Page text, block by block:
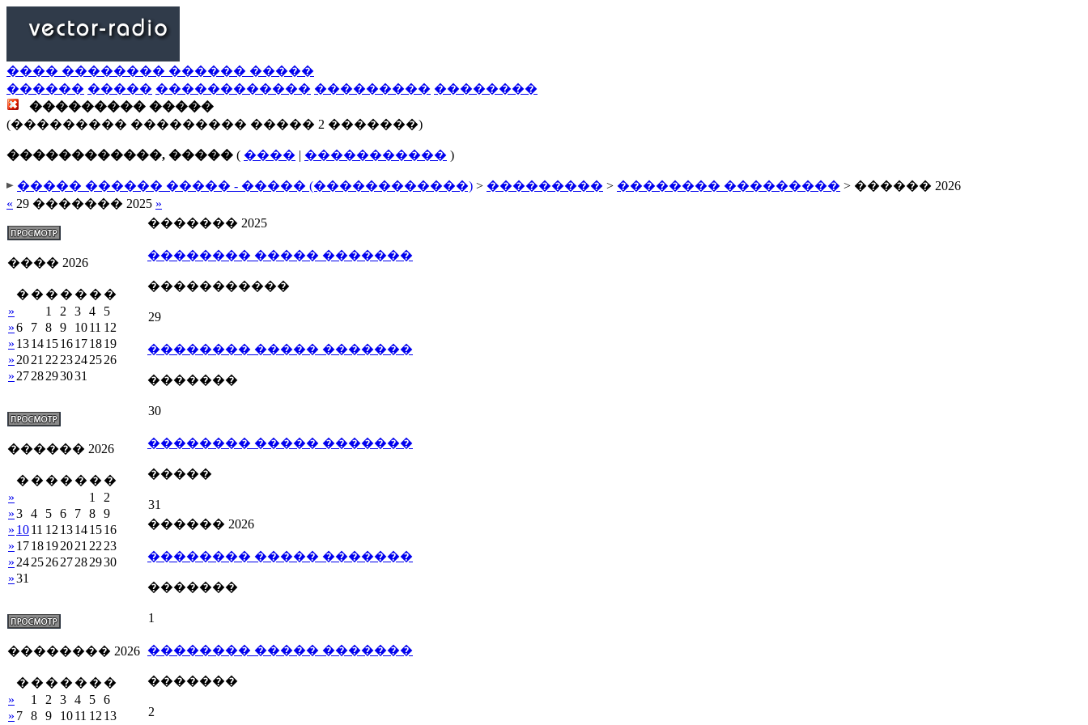
���� �������� ������ �����
������ ����� ������������ ��������� ��������
��������� �����
(��������� ��������� ����� 2 �������)
������������, ����� ( ���� | ����������� )
����� ������ ����� - ����� (������������) > ��������� > �������� ��������� > ������ 2026
« 29 ������� 2025 »
���� 2026
� � � � � � �
»
1 2 3 4
5
»6 7 8 9 1011 12
» 13141516171819
» 2021 22 23242526
» 2728293031
������ 2026
� � � � � � �
»
1
2
»3 4 5 6 7 8 9
» 1011 12 13141516
» 1718192021 22 23
» 24252627282930
»31
�������� 2026
� � � � � � �
»
1 2 3 4 5 6
» 7 8 9 1011 12 13
������� 2025
�������� ����� �������
�����������
29
�������� ����� �������
�������
30
�������� ����� �������
�����
31
������ 2026
�������� ����� �������
�������
1
�������� ����� �������
�������
2